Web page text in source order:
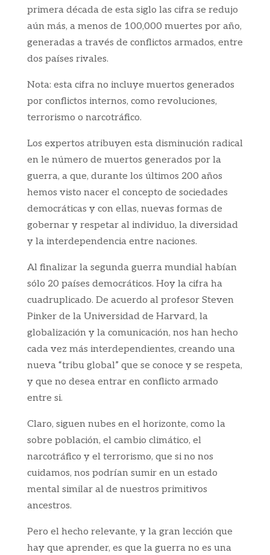
primera década de esta siglo las cifra se redujo
aún más, a menos de 100,000 muertes por año,
generadas a través de conflictos armados, entre
dos países rivales.
Nota: esta cifra no incluye muertos generados
por conflictos internos, como revoluciones,
terrorismo o narcotráfico.
Los expertos atribuyen esta disminución radical
en le número de muertos generados por la
guerra, a que, durante los últimos 200 años
hemos visto nacer el concepto de sociedades
democráticas y con ellas, nuevas formas de
gobernar y respetar al individuo, la diversidad
y la interdependencia entre naciones.
Al finalizar la segunda guerra mundial habían
sólo 20 países democráticos. Hoy la cifra ha
cuadruplicado. De acuerdo al profesor Steven
Pinker de la Universidad de Harvard, la
globalización y la comunicación, nos han hecho
cada vez más interdependientes, creando una
nueva “tribu global” que se conoce y se respeta,
y que no desea entrar en conflicto armado
entre si.
Claro, siguen nubes en el horizonte, como la
sobre población, el cambio climático, el
narcotráfico y el terrorismo, que si no nos
cuidamos, nos podrían sumir en un estado
mental similar al de nuestros primitivos
ancestros.
Pero el hecho relevante, y la gran lección que
hay que aprender, es que la guerra no es una